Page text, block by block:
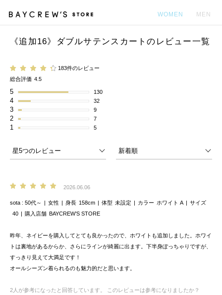
WOMEN MEN
《追加16》ダブルサテンスカートのレビュー一覧
183件のレビュー
総合評価 4.5
5 130
4 32
3 9
2 7
1 5
2026.06.06
sota 50代～ 女性 身長 158cm 体型 未設定 カラー ホワイト A
サイズ
40
購入店舗 BAYCREW’S STORE
昨年、ネイビーを購入してとても良かったので、ホワイトも追加しました。ホワイ
トは裏地があるからか、さらにラインが綺麗に出ます。下半身ぽっちゃりですが、
すっきり見えて大満足です！
オールシーズン着られるのも魅力的だと思います。
2 人が参考になったと回答しています。
このレビューは参考になりましたか？